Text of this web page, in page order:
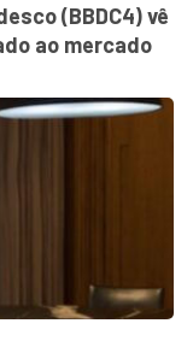
(BBDC4) vê
ao mercado